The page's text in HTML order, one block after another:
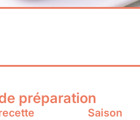
préparation
Saison